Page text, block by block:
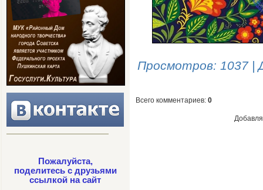
Пожалуйста,
поделитесь с друзьями
ссылкой на сайт
Просмотров: 1037 |
Всего комментариев: 0